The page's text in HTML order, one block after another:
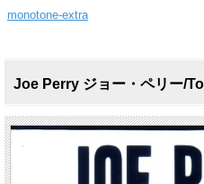
monotone-extra
Joe Perry ジョー・ペリー/